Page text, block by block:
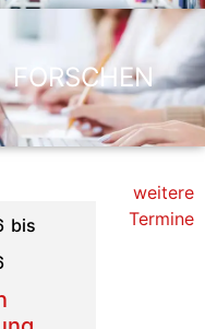
FORSCHEN
11.09.2026
Sponsion
September
2026
weitere
Termine